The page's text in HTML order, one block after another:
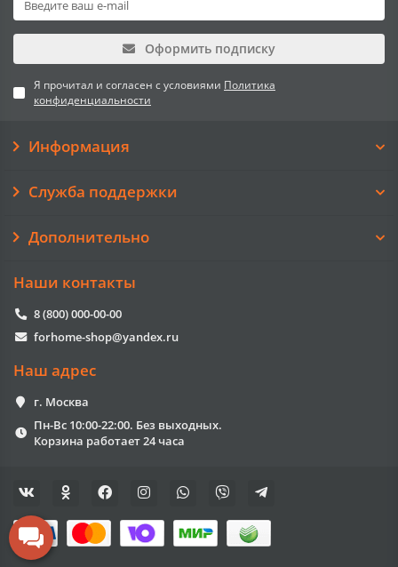
Оформить подписку
Я прочитал и согласен с условиями Политика
конфиденциальности
Информация
Служба поддержки
Дополнительно
Наши контакты
8 (800) 000-00-00
forhome-shop@yandex.ru
Наш адрес
г. Москва
Пн-Вс 10:00-22:00. Без выходных.
Корзина работает 24 часа